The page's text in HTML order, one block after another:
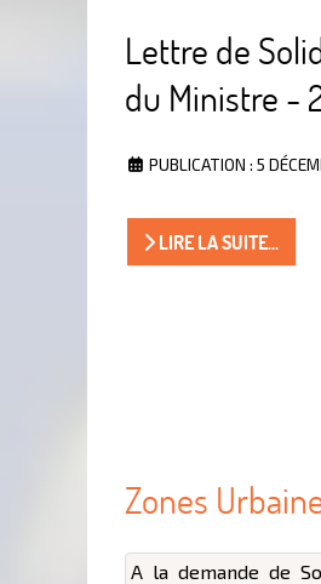
Lettre de
du Ministre -
PUBLICATION : 5
LIRE LA SUITE...
Zones
A la demande de